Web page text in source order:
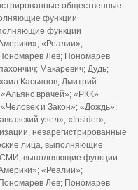
общественные
функции
функции
«Реалии»;
Лев; Пономарев
Макаревич; Дудь;
Касьянов; Дмитрий
врачей»; «РКК»
и Закон»; «Дождь»;
узел»; «Insider»;
незарегистрированные
лица, выполняющие
СМИ, выполняющие функции
«Реалии»;
Лев; Пономарев